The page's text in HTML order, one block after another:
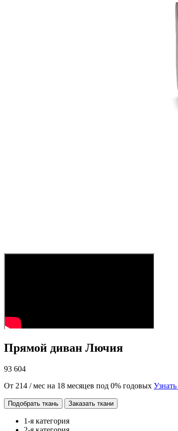
Прямой диван Лючия
93 604
От 214 / мес на 18 месяцев под 0% годовых
Подобрать ткань Заказать ткани
1-я категория